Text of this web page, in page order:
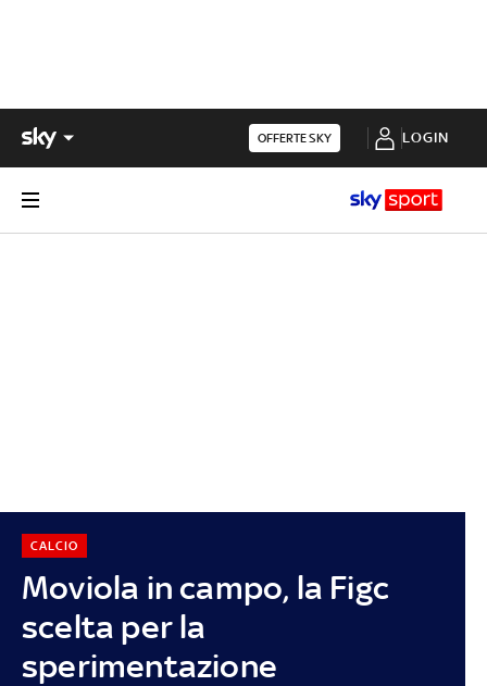
OFFERTE SKY LOGIN
Moviola in campo, la Figc
scelta per la
sperimentazione
CALCIO